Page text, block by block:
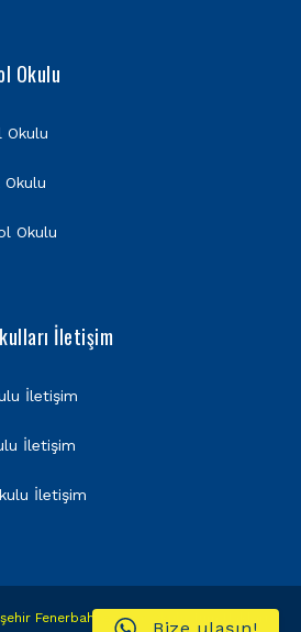
Okulu
Okulu
Okulu
İletişim
İletişim
İletişim
İletişim
Fenerbahçe Spor Okulu